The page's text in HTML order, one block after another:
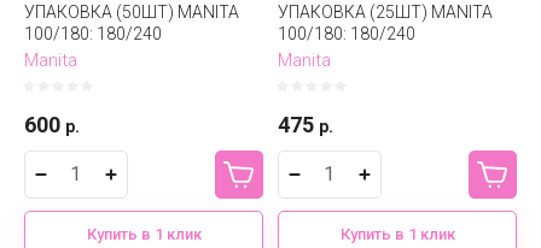
УПАКОВКА (50ШТ) MANITA
100/180: 180/240
Manita
600 р.
Купить в 1 клик
УПАКОВКА (25ШТ) MANITA
100/180: 180/240
Manita
475 р.
Купить в 1 клик